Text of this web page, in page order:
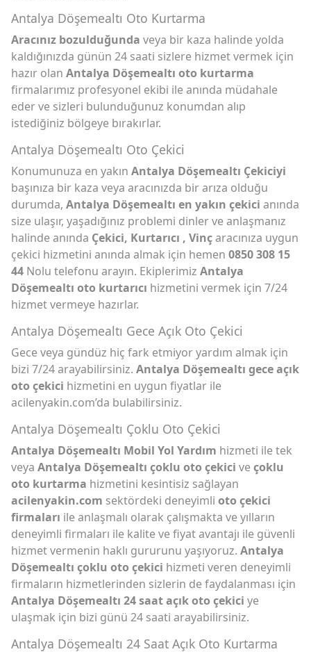
Antalya Döşemealtı Oto Kurtarma
Aracınız bozulduğunda veya bir kaza halinde yolda
kaldığınızda günün 24 saati sizlere hizmet vermek için
hazır olan Antalya Döşemealtı oto kurtarma
firmalarımız profesyonel ekibi ile anında müdahale
eder ve sizleri bulunduğunuz konumdan alıp
istediğiniz bölgeye bırakırlar.
Antalya Döşemealtı Oto Çekici
Konumunuza en yakın Antalya Döşemealtı Çekiciyi
başınıza bir kaza veya aracınızda bir arıza olduğu
durumda, Antalya Döşemealtı en yakın çekici anında
size ulaşır, yaşadığınız problemi dinler ve anlaşmanız
halinde anında Çekici, Kurtarıcı , Vinçaracınıza uygun
çekici hizmetini anında almak için hemen 0850 308 15
44 Nolu telefonu arayın. Ekiplerimiz Antalya
Döşemealtı oto kurtarıcı hizmetini vermek için 7/24
hizmet vermeye hazırlar.
Antalya Döşemealtı Gece Açık Oto Çekici
Gece veya gündüz hiç fark etmiyor yardım almak için
bizi 7/24 arayabilirsiniz. Antalya Döşemealtı gece açık
oto çekici hizmetini en uygun fiyatlar ile
acilenyakin.com’da bulabilirsiniz.
Antalya Döşemealtı Çoklu Oto Çekici
Antalya Döşemealtı Mobil Yol Yardım hizmeti ile tek
veya Antalya Döşemealtı çoklu oto çekici veçoklu
oto kurtarma hizmetini kesintisiz sağlayan
acilenyakin.com sektördeki deneyimli oto çekici
firmaları ile anlaşmalı olarak çalışmakta ve yılların
deneyimli firmaları ile kalite ve fiyat avantajı ile güvenli
hizmet vermenin haklı gururunu yaşıyoruz. Antalya
Döşemealtı çoklu oto çekici hizmeti veren deneyimli
firmaların hizmetlerinden sizlerin de faydalanması için
Antalya Döşemealtı 24 saat açık oto çekici ye
ulaşmak için bizi günü 24 saati arayabilirsiniz.
Antalya Döşemealtı 24 Saat Açık Oto Kurtarma